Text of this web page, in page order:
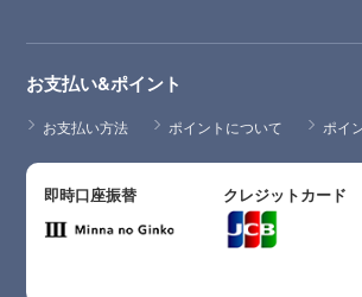
お支払い&ポイント
お支払い方法 ポイントについて ポイ
即時口座振替 クレジットカード